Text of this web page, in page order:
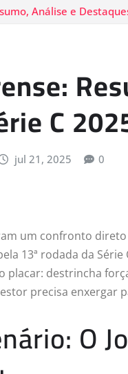
Análise e
C
jul 21, 2025 0
um confronto
13ª rodada da
placar: destrincha
precisa
O